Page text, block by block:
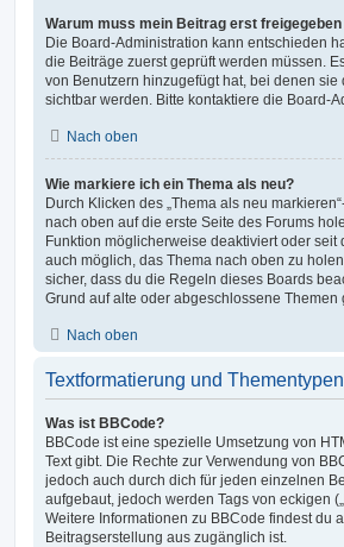
Warum muss mein Beitrag erst
Die Board-Administration kann entschieden
die Beiträge zuerst geprüft werden müssen.
von Benutzern hinzugefügt hat, bei denen
sichtbar werden. Bitte kontaktiere die Board-
Nach oben
Wie markiere ich ein Thema als neu?
Durch Klicken des „Thema als neu
nach oben auf die erste Seite des Forums
Funktion möglicherweise deaktiviert oder
auch möglich, das Thema nach oben zu
sicher, dass du die Regeln dieses Boards
Grund auf alte oder abgeschlossene Themen
Nach oben
Textformatierung und Thementypen
Was ist BBCode?
BBCode ist eine spezielle Umsetzung von
Text gibt. Die Rechte zur Verwendung von
jedoch auch durch dich für jeden einzelnen
aufgebaut, jedoch werden Tags von eckigen
Weitere Informationen zu BBCode findest du
Beitragserstellung aus zugänglich ist.